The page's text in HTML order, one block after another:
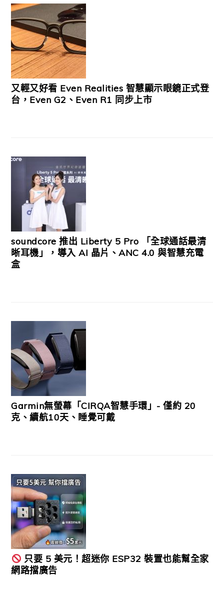
又輕又好看 Even Realities 智慧顯示眼鏡正式登
台，Even G2、Even R1 同步上市
soundcore 推出 Liberty 5 Pro 「全球通話最清
晰耳機」，導入 AI 晶片、ANC 4.0 與智慧充電
盒
Garmin無螢幕「CIRQA智慧手環」- 僅約 20
克、續航10天、睡覺可戴
只要 5 美元！超迷你 ESP32 裝置也能幫全家
網路擋廣告